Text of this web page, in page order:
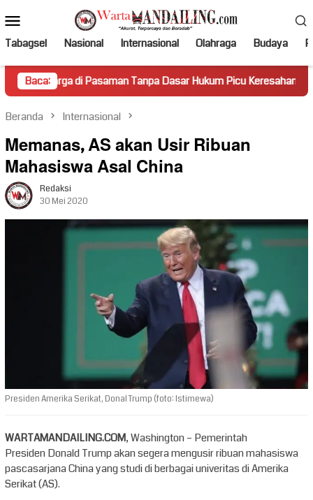
ke
kontenMobile
Tabagsel Nasional Internasional Olahraga Budaya
Baca:
di Pasaman Tanpa Dasar Hukum Picu Keresahan Truk
Beranda Internasional
Memanas, AS akan Usir Ribuan
Mahasiswa Asal China
Redaksi
30 Mei 2020
Presiden Amerika Serikat, Donal Trump (foto: Istimewa)
WARTAMANDAILING.COM, Washington – Pemerintah
Presiden Donald Trump akan segera mengusir ribuan mahasiswa
pascasarjana China yang studi di berbagai univeritas di Amerika
Serikat (AS).